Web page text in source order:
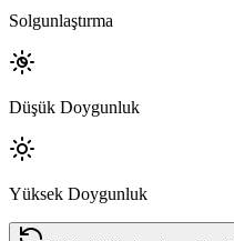
Solgunlaştırma
Düşük Doygunluk
Yüksek Doygunluk